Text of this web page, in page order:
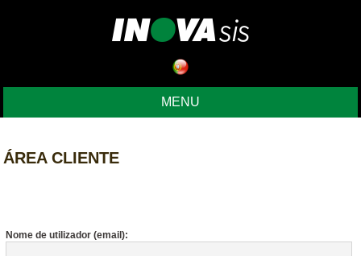
MENU
ÁREA CLIENTE
Nome de utilizador (email):